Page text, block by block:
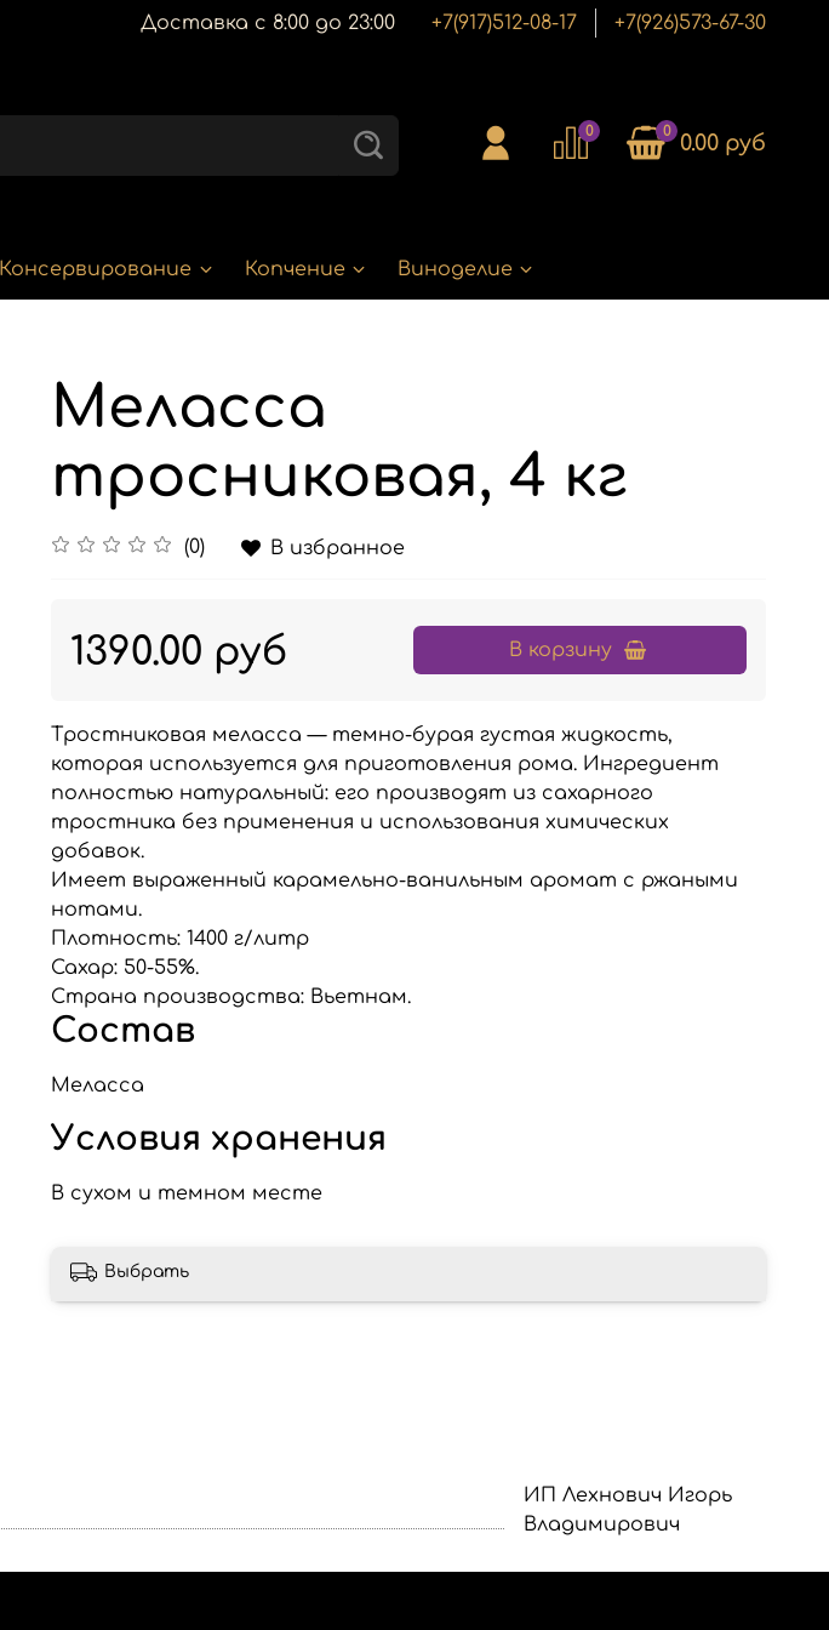
Доставка с 8:00 до 23:00 +7(917)512-08-17 +7(926)573-67-30
0 0 0.00 руб
Консервирование Копчение Виноделие
Меласса
тросниковая, 4 кг
(0) В избранное
1390.00 руб В корзину
Тростниковая меласса — темно-бурая густая жидкость,
которая используется для приготовления рома. Ингредиент
полностью натуральный: его производят из сахарного
тростника без применения и использования химических
добавок.
Имеет выраженный карамельно-ванильным аромат с ржаными
нотами.
Плотность: 1400 г/литр
Сахар: 50-55%.
Страна производства: Вьетнам.
Состав
Меласса
Условия хранения
В сухом и темном месте
Выбрать
ИП Лехнович Игорь
Владимирович